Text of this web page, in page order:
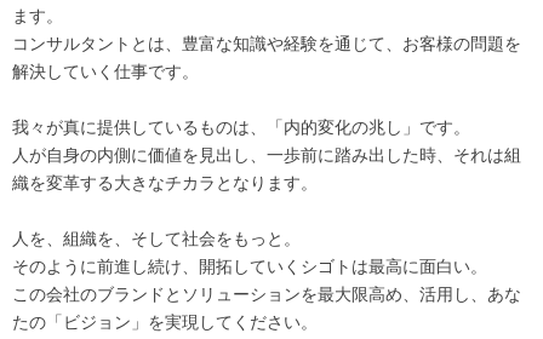
ます。
コンサルタントとは、豊富な知識や経験を通じて、お客様の問題を
解決していく仕事です。
我々が真に提供しているものは、「内的変化の兆し」です。
人が自身の内側に価値を見出し、一歩前に踏み出した時、それは組
織を変革する大きなチカラとなります。
人を、組織を、そして社会をもっと。
そのように前進し続け、開拓していくシゴトは最高に面白い。
この会社のブランドとソリューションを最大限高め、活用し、あな
たの「ビジョン」を実現してください。